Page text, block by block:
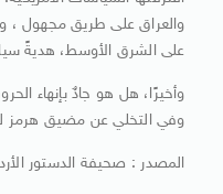
والعراق على طريق مجهول ،
على الشرق الأوسط، هديةً
وأخيرًا، هل هو جادٌ بإنهاء
وفي التخلي عن مضيق هرمز
المصدر : صحيفة الدستور